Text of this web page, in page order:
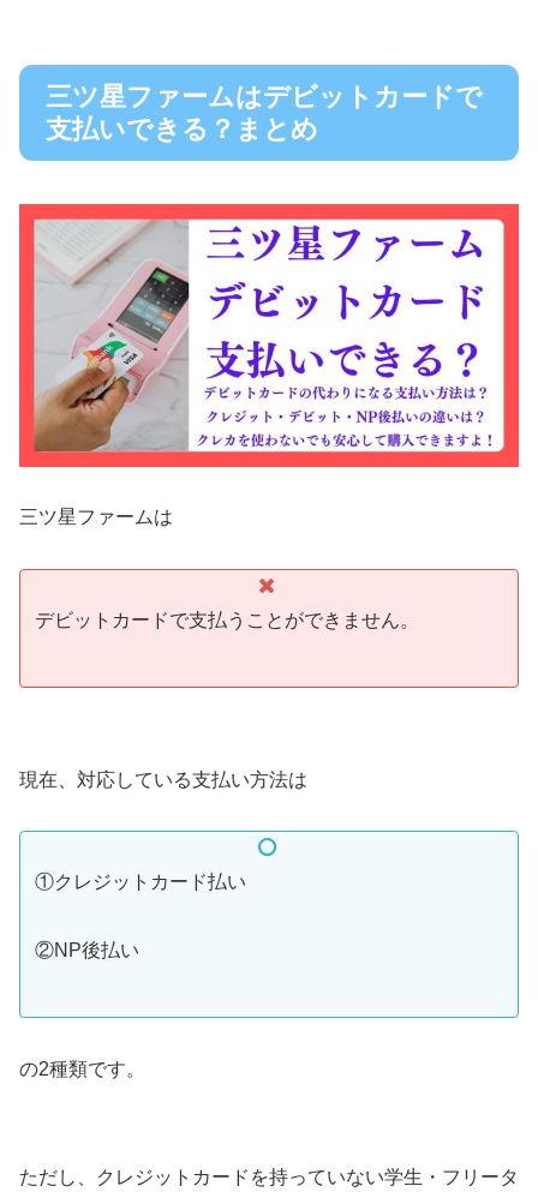
三ツ星ファームはデビットカードで
支払いできる？まとめ
三ツ星ファームは
デビットカードで支払うことができません。
現在、対応している支払い方法は
①クレジットカード払い
②NP後払い
の2種類です。
ただし、クレジットカードを持っていない学生・フリータ